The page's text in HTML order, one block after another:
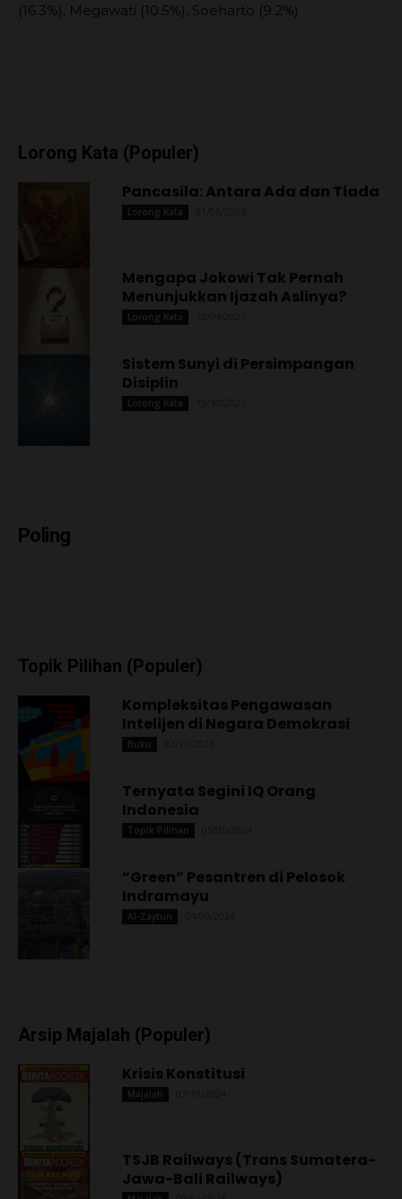
(16.3%), Megawati (10.5%), Soeharto (9.2%)
Lorong Kata (Populer)
Pancasila: Antara Ada dan Tiada
Lorong Kata
Mengapa Jokowi Tak Pernah
Menunjukkan Ijazah Aslinya?
Lorong Kata
Sistem Sunyi di Persimpangan
Disiplin
Lorong Kata
Poling
Topik Pilihan (Populer)
Kompleksitas Pengawasan
Intelijen di Negara Demokrasi
Buku
Ternyata Segini IQ Orang
Indonesia
Topik Pilihan
“Green” Pesantren di Pelosok
Indramayu
Al-Zaytun
Arsip Majalah (Populer)
Krisis Konstitusi
Majalah
TSJB Railways (Trans Sumatera-
Jawa-Bali Railways)